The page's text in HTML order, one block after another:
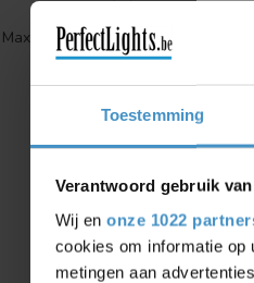
Toestemming
Verantwoord gebruik
Wij en onze 1022
cookies om informatie op
metingen aan
Max